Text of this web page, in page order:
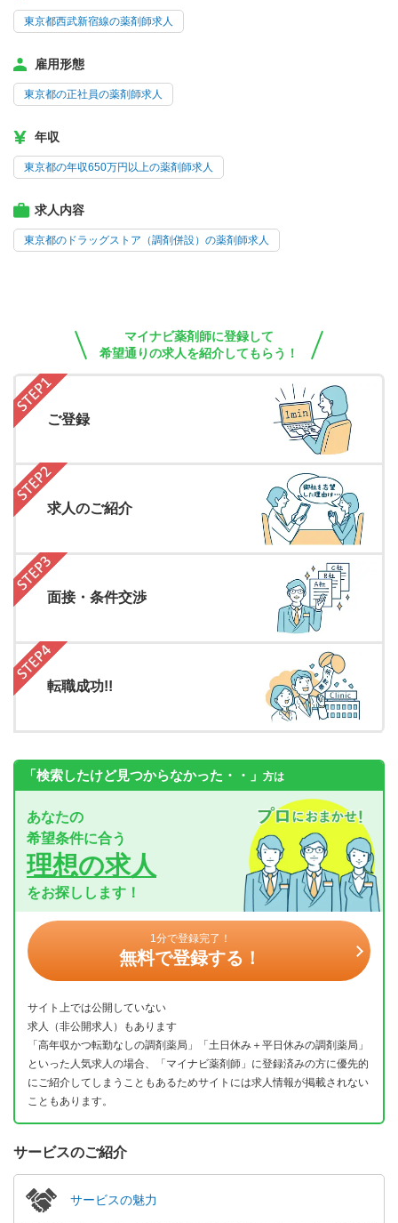
東京都西武新宿線の薬剤師求人
雇用形態
東京都の正社員の薬剤師求人
年収
東京都の年収650万円以上の薬剤師求人
求人内容
東京都のドラッグストア（調剤併設）の薬剤師求人
マイナビ薬剤師に登録して
希望通りの求人を紹介してもらう！
ご登録
求人のご紹介
面接・条件交渉
転職成功!!
「検索したけど見つからなかった・・」 方は
あなたの
希望条件に合う
理想の求人
をお探しします！
1分で登録完了！
無料で登録する！
サイト上では公開していない
求人（非公開求人）もあります
「高年収かつ転勤なしの調剤薬局」「土日休み＋平日休みの調剤薬局」
といった人気求人の場合、「マイナビ薬剤師」に登録済みの方に優先的
にご紹介してしまうこともあるためサイトには求人情報が掲載されない
こともあります。
サービスのご紹介
サービスの魅力